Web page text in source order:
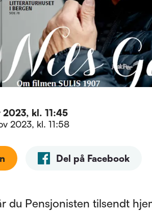
kl. 11:45
2023, kl. 11:58
Del på Facebook
du Pensjonisten tilsendt